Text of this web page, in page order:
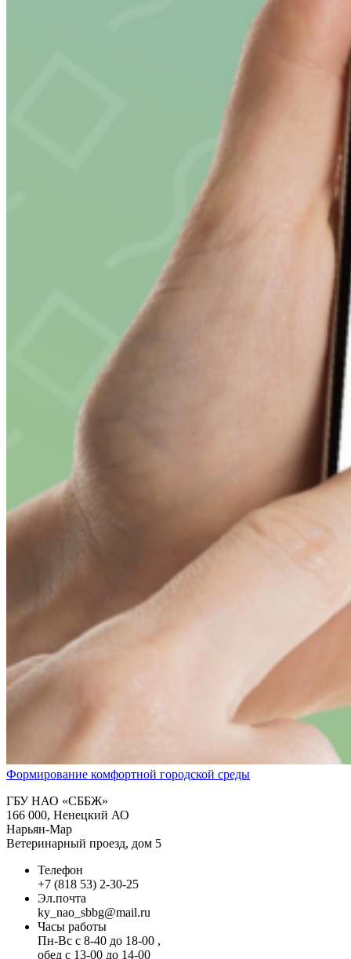
Формирование комфортной городской среды
ГБУ НАО «СББЖ»
166 000, Ненецкий АО
Нарьян-Мар
Ветеринарный проезд, дом 5
Телефон
+7 (818 53) 2-30-25
Эл.почта
ky_nao_sbbg@mail.ru
Часы работы
Пн-Вс с 8-40 до 18-00 ,
обед с 13-00 до 14-00